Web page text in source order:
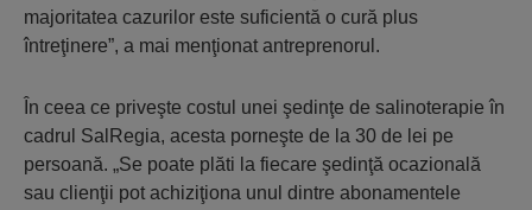
majoritatea cazurilor este suficientă o cură plus
întreţinere”, a mai menţionat antreprenorul.
În ceea ce priveşte costul unei şedinţe de salinoterapie în
cadrul SalRegia, acesta porneşte de la 30 de lei pe
persoană. „Se poate plăti la fiecare şedinţă ocazională
sau clienţii pot achiziţiona unul dintre abonamentele